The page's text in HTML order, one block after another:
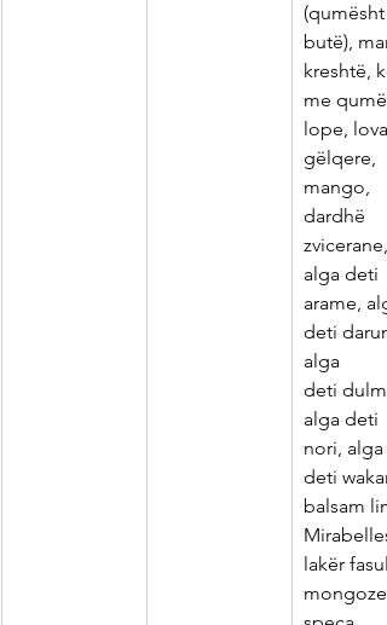
(qumësht i
butë),
kreshtë,
me
lope,
gëlqere,
mango,
dardhë
zvicerane,
alga deti
arame,
deti
alga
deti
alga deti
nori, alga
deti
balsam
lakër
mongoze,